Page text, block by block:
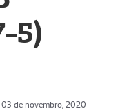
5)
03 de novembro, 2020